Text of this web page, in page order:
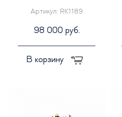
Артикул: RK1189
98 000 руб.
В корзину